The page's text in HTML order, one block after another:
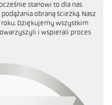
stanowi to dla nas
obraną ścieżką. Nasz
Dziękujemy wszystkim
i wspierali proces